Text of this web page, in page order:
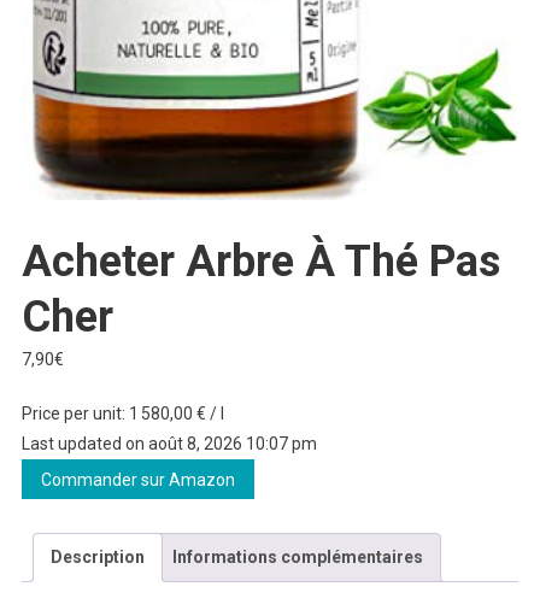
Acheter Arbre À Thé Pas
Cher
7,90€
Price per unit: 1 580,00 € / l
Last updated on août 8, 2026 10:07 pm
Commander sur Amazon
Description Informations complémentaires